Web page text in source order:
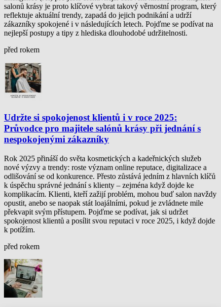
salonů krásy je proto klíčové vybrat takový věrnostní program, který
reflektuje aktuální trendy, zapadá do jejich podnikání a udrží
zákazníky spokojené i v následujících letech. Pojďme se podívat na
nejlepší postupy a tipy z hlediska dlouhodobé udržitelnosti.
před rokem
Udržte si spokojenost klientů i v roce 2025:
Průvodce pro majitele salónů krásy při jednání s
nespokojenými zákazníky
Rok 2025 přináší do světa kosmetických a kadeřnických služeb
nové výzvy a trendy: roste význam online reputace, digitalizace a
odlišování se od konkurence. Přesto zůstává jedním z hlavních klíčů
k úspěchu správné jednání s klienty – zejména když dojde ke
komplikacím. Klienti, kteří zažijí problém, mohou buď salon navždy
opustit, anebo se naopak stát loajálními, pokud je zvládnete mile
překvapit svým přístupem. Pojďme se podívat, jak si udržet
spokojenost klientů a posílit svou reputaci v roce 2025, i když dojde
k potížím.
před rokem